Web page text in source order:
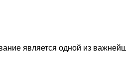
является одной из